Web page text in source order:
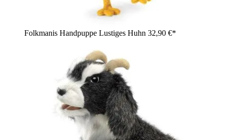
Folkmanis Handpuppe Lustiges Huhn 32,90 €*